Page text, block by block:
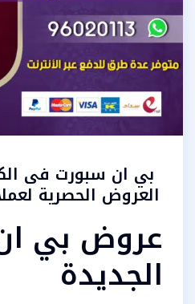
بي ان سبورت فى
العروض الحصرية
عروض بي
الجديدة